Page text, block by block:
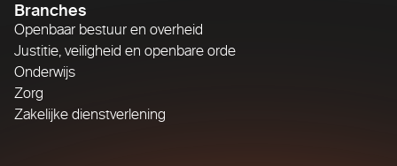
Branches
Openbaar bestuur en overheid
Justitie, veiligheid en openbare orde
Onderwijs
Zorg
Zakelijke dienstverlening